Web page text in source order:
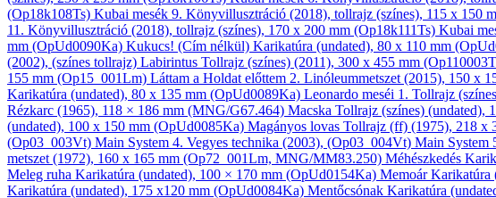
(Op18k108Ts) Kubai mesék 9. Könyv­illusztráció (2018), tollrajz (színes), 115 x 150
11. Könyv­illusztráció (2018), tollrajz (színes), 170 x 200 mm (Op18k111Ts) Kubai
mm (OpUd0090Ka) Kukucs! (Cím nélkül) Karikatúra (undated), 80 x 110 mm
(2002), (színes tollrajz) Labirintus Tollrajz (színes) (2011), 300 x 455 mm
155 mm (Op15_001Lm) Láttam a Holdat előttem 2. Linóleum­metszet (2015), 150 x
Karikatúra (undated), 80 x 135 mm (OpUd0089Ka) Leonardo meséi 1. Tollrajz
Rézkarc (1965), 118 × 186 mm (MNG/G67.464) Macska Tollrajz (színes) (undated),
(undated), 100 x 150 mm (OpUd0085Ka) Magányos lovas Tollrajz (ff) (1975), 218 x
(Op03_003Vt) Main System 4. Vegyes technika (2003), (Op03_004Vt) Main System
metszet (1972), 160 x 165 mm (Op72_001Lm, MNG/MM83.250) Méhészkedés
Meleg ruha Karikatúra (undated), 100 × 170 mm (OpUd0154Ka) MemoárKarikatúra
Karikatúra (undated), 175 x120 mm (OpUd0084Ka) Mentőcsónak Karikatúra